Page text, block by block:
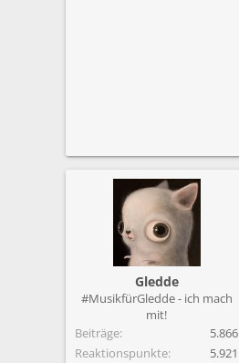
Gledde
#MusikfürGledde - ich mach
mit!
Beiträge
5.866
Reaktionspunkte
5.921